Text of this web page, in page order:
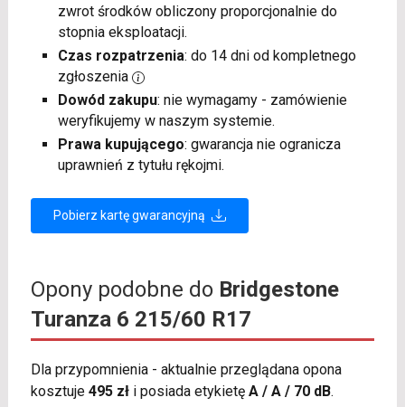
zwrot środków obliczony proporcjonalnie do
stopnia eksploatacji.
Czas rozpatrzenia: do 14 dni od kompletnego
zgłoszenia
Dowód zakupu: nie wymagamy - zamówienie
weryfikujemy w naszym systemie.
Prawa kupującego: gwarancja nie ogranicza
uprawnień z tytułu rękojmi.
Pobierz kartę gwarancyjną
Opony podobne do Bridgestone
Turanza 6 215/60 R17
Dla przypomnienia - aktualnie przeglądana opona
kosztuje 495 złi posiada etykietę A / A / 70 dB.